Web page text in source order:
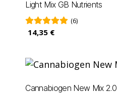
Light Mix GB Nutrients
(6)
14,35 €
Cannabiogen New Mix 2.0